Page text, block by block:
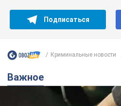
Подписаться
Криминальные новости
Важное